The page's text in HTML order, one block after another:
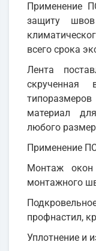
Применение
защиту
всего срока
Лента
материал
любого
Применение
Монтаж окон
монтажного
профнастил,
Уплотнение и